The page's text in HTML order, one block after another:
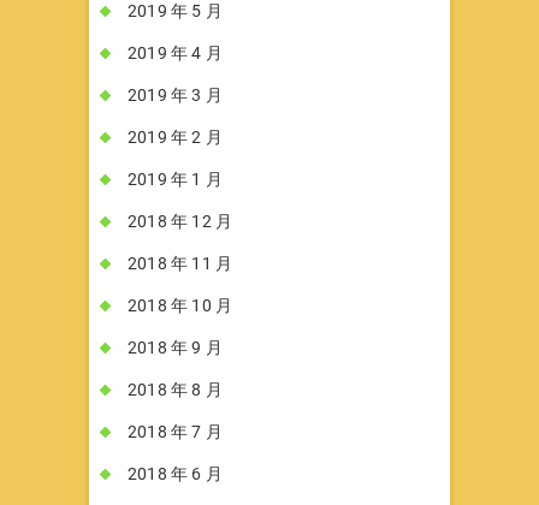
2019 年 5 月
2019 年 4 月
2019 年 3 月
2019 年 2 月
2019 年 1 月
2018 年 12 月
2018 年 11 月
2018 年 10 月
2018 年 9 月
2018 年 8 月
2018 年 7 月
2018 年 6 月